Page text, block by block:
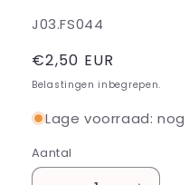
SKU:
J03.FS044
Normale
prijs
€2,50 EUR
Belastingen inbegrepen.
Lage voorraad:
Aantal
Aantal